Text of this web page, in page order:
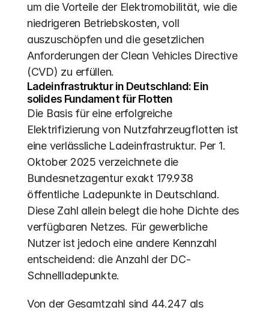
um die Vorteile der Elektromobilität, wie die
niedrigeren Betriebskosten, voll
auszuschöpfen und die gesetzlichen
Anforderungen der Clean Vehicles Directive
(CVD) zu erfüllen.
Ladeinfrastruktur in Deutschland: Ein
solides Fundament für Flotten
Die Basis für eine erfolgreiche
Elektrifizierung von Nutzfahrzeugflotten ist
eine verlässliche Ladeinfrastruktur. Per 1.
Oktober 2025 verzeichnete die
Bundesnetzagentur exakt 179.938
öffentliche Ladepunkte in Deutschland.
Diese Zahl allein belegt die hohe Dichte des
verfügbaren Netzes. Für gewerbliche
Nutzer ist jedoch eine andere Kennzahl
entscheidend: die Anzahl der DC-
Schnellladepunkte.
Von der Gesamtzahl sind 44.247 als